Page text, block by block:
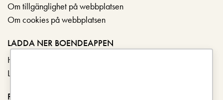
Om tillgänglighet på webbplatsen
Om cookies på webbplatsen
LADDA NER BOENDEAPPEN
Hämta i App Store
Ladda ner på Google Play
FÖLJ OSS